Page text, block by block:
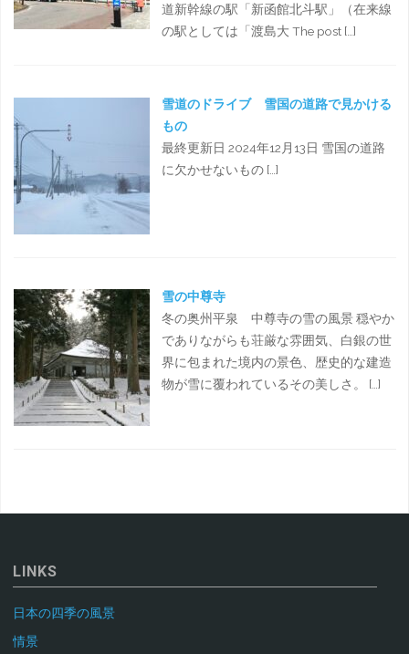
道新幹線の駅「新函館北斗駅」（在来線
の駅としては「渡島大 The post […]
雪道のドライブ 雪国の道路で見かける
もの
最終更新日 2024年12月13日 雪国の道路
に欠かせないもの […]
雪の中尊寺
冬の奥州平泉 中尊寺の雪の風景 穏やか
でありながらも荘厳な雰囲気、白銀の世
界に包まれた境内の景色、歴史的な建造
物が雪に覆われているその美しさ。 […]
LINKS
日本の四季の風景
情景